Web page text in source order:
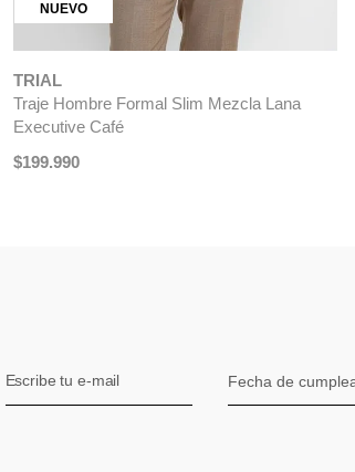
NUEVO
TRIAL
Traje Hombre Formal Slim Mezcla Lana
Executive Café
$199.990